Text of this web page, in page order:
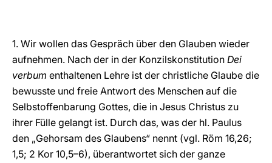
1. Wir wollen das Gespräch über den Glauben wieder
aufnehmen. Nach der in der Konzilskonstitution Dei
verbum enthaltenen Lehre ist der christliche Glaube die
bewusste und freie Antwort des Menschen auf die
Selbstoffenbarung Gottes, die in Jesus Christus zu
ihrer Fülle gelangt ist. Durch das, was der hl. Paulus
den „Gehorsam des Glaubens“ nennt (vgl. Röm 16,26;
1,5; 2 Kor 10,5–6), überantwortet sich der ganze